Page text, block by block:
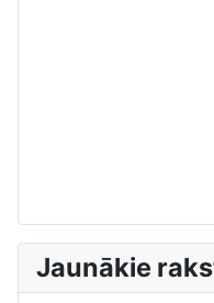
Jaunākie